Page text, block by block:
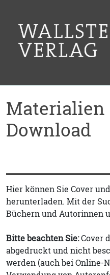
Materialien
Download
Hier können Sie Cover
herunterladen. Mit der
Büchern und Autorinnen
Bitte beachten Sie:Cover
abgedruckt und nicht
werden (auch bei Online-